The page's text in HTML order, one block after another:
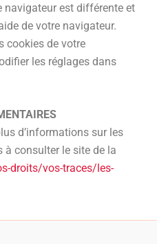
est différente et
de votre navigateur.
cookies de votre
les réglages dans
d’informations sur les
consulter le site de la
droits/vos-traces/les-